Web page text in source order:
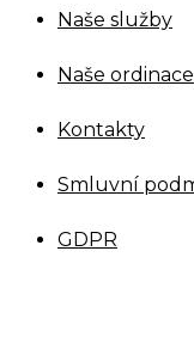
Naše služby
Naše ordinace
Kontakty
Smluvní
GDPR